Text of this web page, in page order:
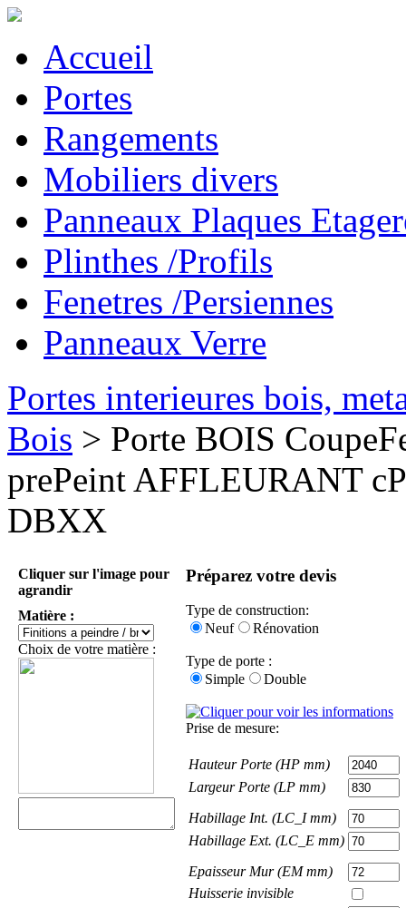
Accueil
Portes
Rangements
Mobiliers divers
Panneaux Plaques
Plinthes /Profils
Fenetres /Persiennes
Panneaux Verre
Portes interieures bois,
Bois > Porte BOIS
prePeint AFFLEURANT
DBXX
Cliquer sur l'image pour
agrandir
Matière :
Choix de votre matière :
Préparez votre devis
Type de construction:
Neuf
Rénovation
Type de porte :
Simple
Double
Prise de mesure:
Hauteur Porte (HP mm)
Largeur Porte (LP mm)
Habillage Int. (LC_I mm)
Habillage Ext. (LC_E mm)
Epaisseur Mur (EM mm)
Huisserie invisible